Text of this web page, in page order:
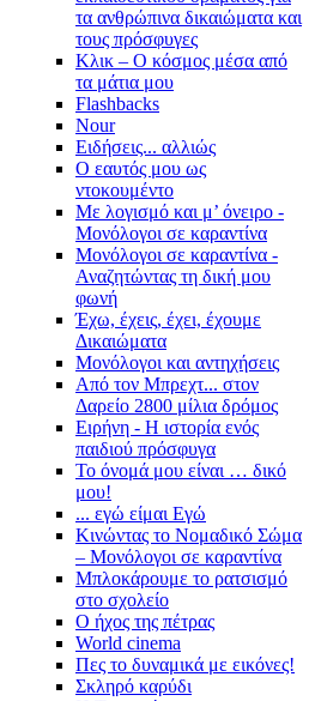
τα ανθρώπινα δικαιώματα και
τους πρόσφυγες
Κλικ – Ο κόσμος μέσα από
τα μάτια μου
Flashbacks
Nour
Ειδήσεις... αλλιώς
Ο εαυτός μου ως
ντοκουμέντο
Με λογισμό και μ’ όνειρο -
Μονόλογοι σε καραντίνα
Μονόλογοι σε καραντίνα -
Αναζητώντας τη δική μου
φωνή
Έχω, έχεις, έχει, έχουμε
Δικαιώματα
Μονόλογοι και αντηχήσεις
Από τον Μπρεχτ... στον
Δαρείο 2800 μίλια δρόμος
Ειρήνη - Η ιστορία ενός
παιδιού πρόσφυγα
Το όνομά μου είναι … δικό
μου!
... εγώ είμαι Εγώ
Κινώντας το Νομαδικό Σώμα
– Μονόλογοι σε καραντίνα
Μπλοκάρουμε το ρατσισμό
στο σχολείο
Ο ήχος της πέτρας
World cinema
Πες το δυναμικά με εικόνες!
Σκληρό καρύδι